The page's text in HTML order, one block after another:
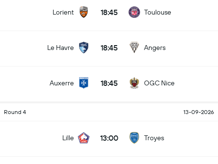
Lorient 18:45 Toulouse
Le Havre 18:45 Angers
Auxerre 18:45 OGC Nice
Round 4 13-09-2026
Lille 13:00 Troyes